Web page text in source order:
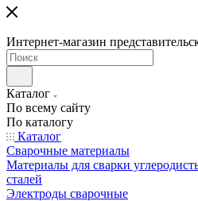
Интернет-магазин
Каталог
По всему сайту
По каталогу
Каталог
Сварочные материалы
Материалы для сварки
сталей
Электроды сварочные